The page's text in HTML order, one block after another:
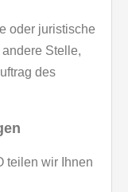
oder juristische
Stelle,
des
teilen wir Ihnen